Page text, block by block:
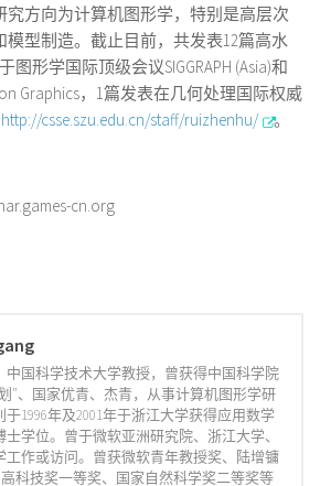
究方向为计算机图形学，特别是高层次
型制造。截止目前，共发表12篇高水
形学国际顶级会议SIGGRAPH (Asia)和
Graphics，1篇发表在几何处理国际权威
http://csse.szu.edu.cn/staff/ruizhenhu/ 。
cn.org
中国科学技术大学教授，曾获得中国科学院
”、国家优青、杰青，从事计算机图形学研
于1996年及2001年于浙江大学获得应用数学
士学位。曾于微软亚洲研究院、浙江大学、
工作或访问。曾获微软青年教授奖、陆增镛
高科技奖一等奖、国家自然科学奖二等奖等